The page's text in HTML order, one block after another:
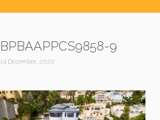
BPBAAPPCS9858-9
14 Dezember, 2020